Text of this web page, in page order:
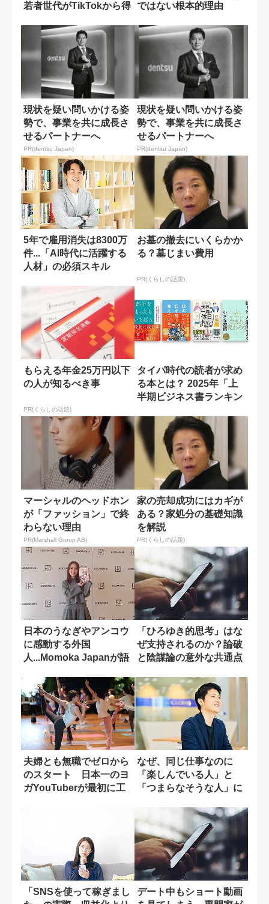
若者世代がTikTokから得 ではない根本的理由
現状を疑い問いかける姿
勢で、事業を共に成長さ
せるパートナーへ
PR(dentsu Japan)
現状を疑い問いかける姿
勢で、事業を共に成長さ
せるパートナーへ
PR(dentsu Japan)
5年で雇用消失は8300万
件...「AI時代に活躍する
人材」の必須スキル
お墓の撤去にいくらかか
る？墓じまい費用
PR(くらしの話題)
もらえる年金25万円以下
の人が知るべき事
PR(くらしの話題)
タイパ時代の読者が求め
る本とは？ 2025年「上
半期ビジネス書ランキン
マーシャルのヘッドホン
が「ファッション」で終
わらない理由
PR(Marshall Group AB)
家の売却成功にはカギが
ある？家処分の基礎知識
を解説
PR(くらしの話題)
日本のうなぎやアンコウ
に感動する外国
人...Momoka Japanが語
「ひろゆき的思考」はな
ぜ支持されるのか？論破
と陰謀論の意外な共通点
夫婦とも無職でゼロから
のスタート 日本一のヨ
ガYouTuberが最初に工
なぜ、同じ仕事なのに
「楽しんでいる人」と
「つまらなそうな人」に
「SNSを使って稼ぎまし
デート中もショート動画